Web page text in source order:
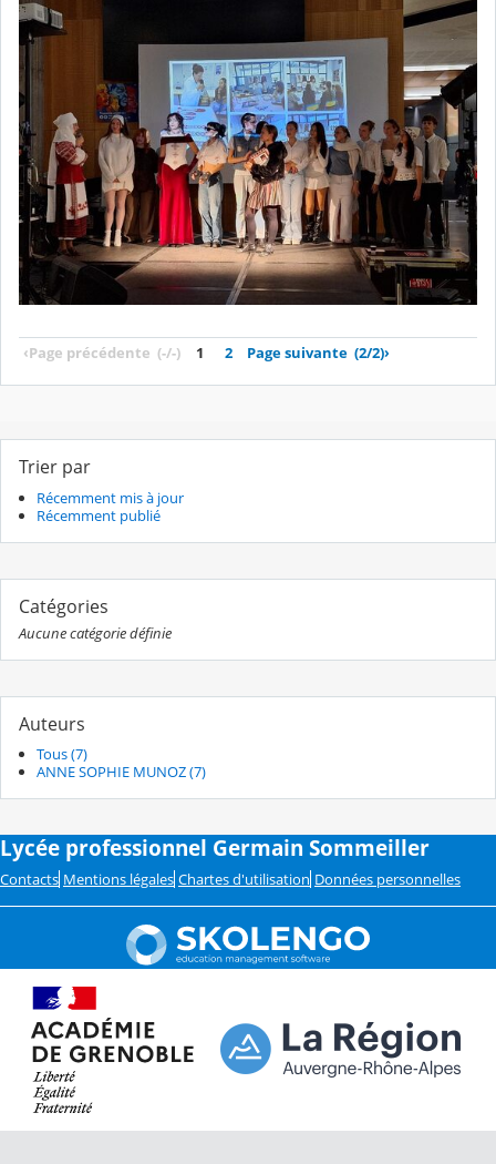
‹Page précédente (-/-) 1 2 Page suivante (2/2)›
Trier par
Récemment mis à jour
Récemment publié
Catégories
Aucune catégorie définie
Auteurs
Tous (7)
ANNE SOPHIE MUNOZ (7)
Lycée professionnel Germain Sommeiller
Contacts Mentions légales Chartes d'utilisation Données personnelles